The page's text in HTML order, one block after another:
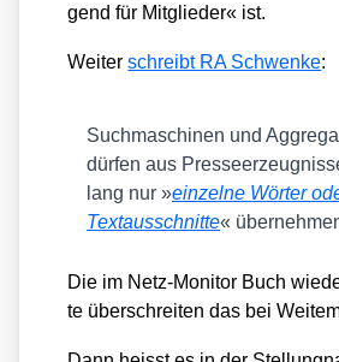
gend für Mit­glie­der« ist.
Wei­terschreibt RA Schwen­ke:
Such­ma­schi­nen und
dür­fen aus
lang nur »ein­zel­ne Wör­ter
Text­aus­schnit­te«
Die im Netz-Moni­tor Buch
te über­schrei­ten das bei